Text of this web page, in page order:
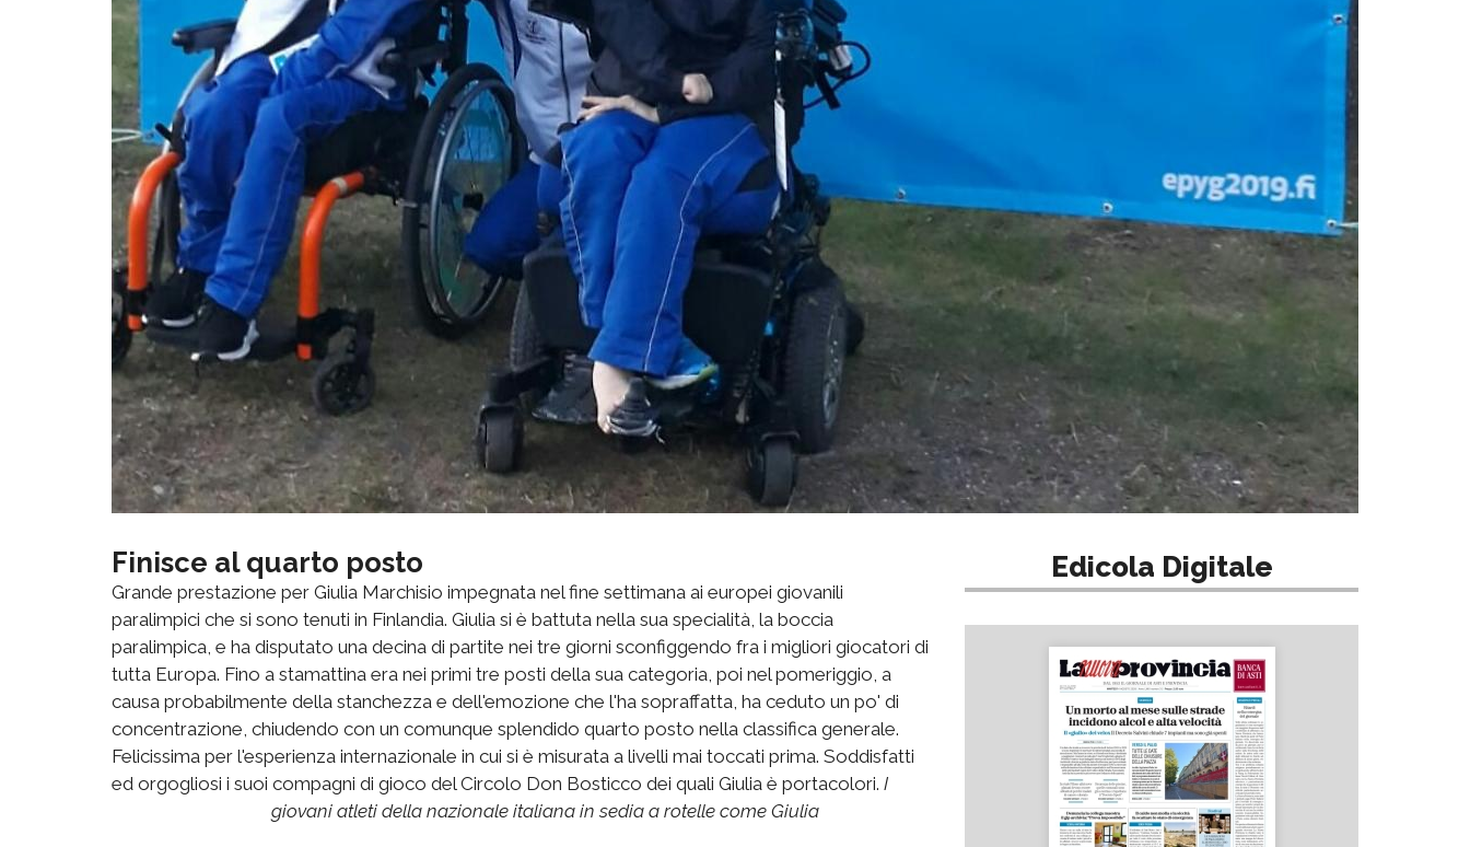
Finisce al quarto posto
Grande prestazione per Giulia Marchisio impegnata nel fine settimana ai europei giovanili
paralimpici che si sono tenuti in Finlandia. Giulia si è battuta nella sua specialità, la boccia
paralimpica, e ha disputato una decina di partite nei tre giorni sconfiggendo fra i migliori giocatori di
tutta Europa. Fino a stamattina era nei primi tre posti della sua categoria, poi nel pomeriggio, a
causa probabilmente della stanchezza e dell'emozione che l'ha sopraffatta, ha ceduto un po' di
concentrazione, chiudendo con un comunque splendido quarto posto nella classifica generale.
Felicissima per l'esperienza internazionale in cui si è misurata a livelli mai toccati prima. Soddisfatti
ed orgogliosi i suoi compagni di gioco del Circolo Don Bosticco dei quali Giulia è portacolori. I
giovani atleti della nazionale italiana in sedia a rotelle come Giulia
Edicola Digitale